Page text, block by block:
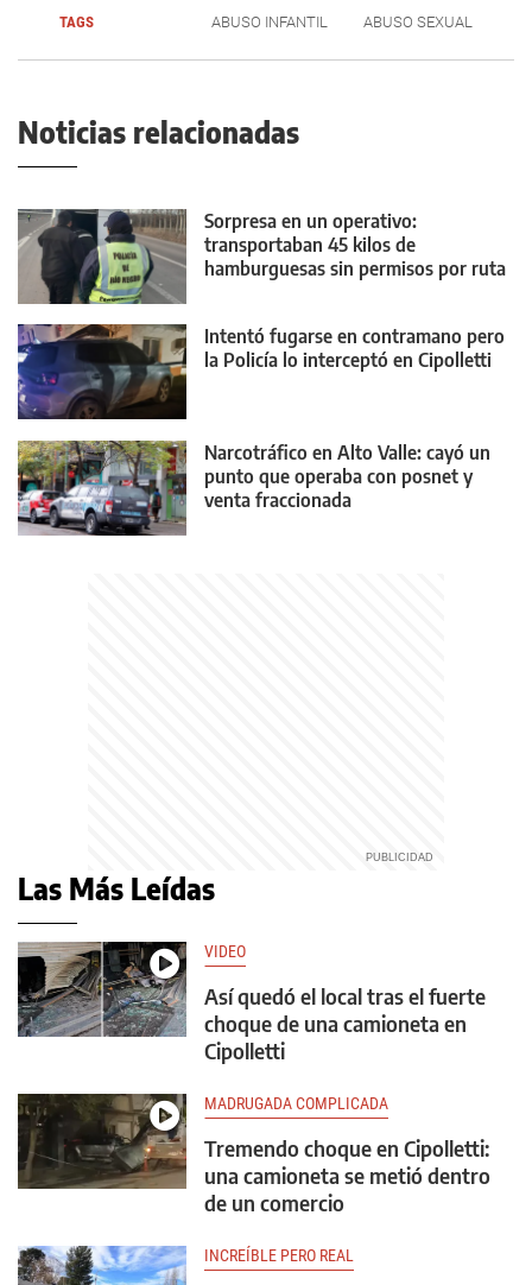
TAGS ABUSO INFANTIL ABUSO SEXUAL
Noticias relacionadas
Sorpresa en un operativo:
transportaban 45 kilos de
hamburguesas sin permisos por ruta
Intentó fugarse en contramano pero
la Policía lo interceptó en Cipolletti
Narcotráfico en Alto Valle: cayó un
punto que operaba con posnet y
venta fraccionada
Las Más Leídas
VIDEO
Así quedó el local tras el fuerte
choque de una camioneta en
Cipolletti
MADRUGADA COMPLICADA
Tremendo choque en Cipolletti:
una camioneta se metió dentro
de un comercio
INCREÍBLE PERO REAL